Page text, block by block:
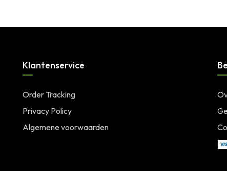
Klantenservice
Order Tracking
Privacy Policy
Algemene voorwaarden